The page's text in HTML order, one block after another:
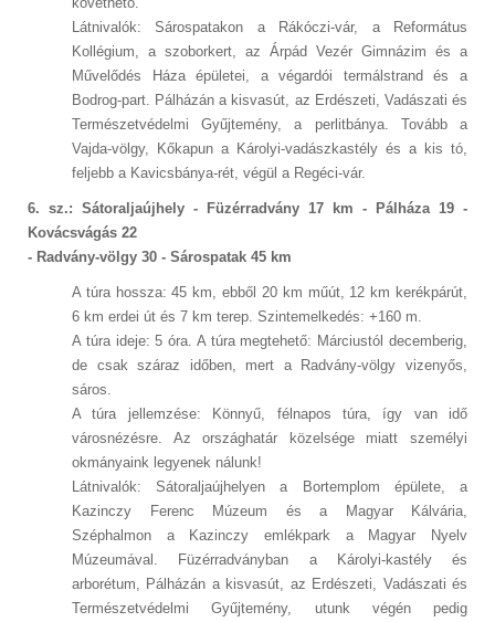
Látnivalók: Sárospatakon a Rákóczi-vár, a Református
Kollégium, a szoborkert, az Árpád Vezér Gimnázim és a
Művelődés Háza épületei, a végardói termálstrand és a
Bodrog-part. Pálházán a kisvasút, az Erdészeti, Vadászati és
Természetvédelmi Gyűjtemény, a perlitbánya. Tovább a
Vajda-völgy, Kőkapun a Károlyi-vadászkastély és a kis tó,
feljebb a Kavicsbánya-rét, végül a Regéci-vár.
6. sz.: Sátoraljaújhely - Füzérradvány 17 km - Pálháza 19 -
Kovácsvágás 22
- Radvány-völgy 30 - Sárospatak 45 km
A túra hossza: 45 km, ebből 20 km műút, 12 km kerékpárút,
6 km erdei út és 7 km terep. Szintemelkedés: +160 m.
A túra ideje: 5 óra. A túra megtehető: Márciustól decemberig,
de csak száraz időben, mert a Radvány-völgy vizenyős,
sáros.
A túra jellemzése: Könnyű, félnapos túra, így van idő
városnézésre. Az országhatár közelsége miatt személyi
okmányaink legyenek nálunk!
Látnivalók: Sátoraljaújhelyen a Bortemplom épülete, a
Kazinczy Ferenc Múzeum és a Magyar Kálvária,
Széphalmon a Kazinczy emlékpark a Magyar Nyelv
Múzeumával. Füzérradványban a Károlyi-kastély és
arborétum, Pálházán a kisvasút, az Erdészeti, Vadászati és
Természetvédelmi Gyűjtemény, utunk végén pedig